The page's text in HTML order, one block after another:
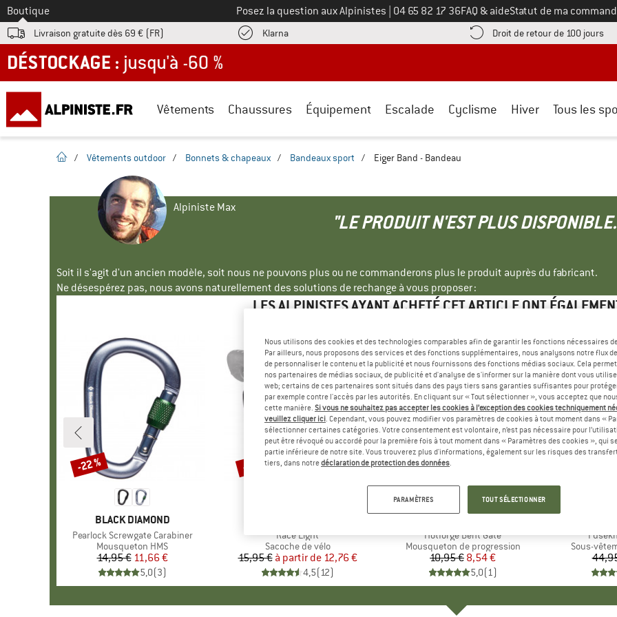
Vers le
Boutique Posez la question aux Alpinistes Appelez-nous au
04 65 82 17 36FAQ & aideStatut de ma
Livraison gratuite dès 69 € (FR) KlarnaTrouve les informations de paiement ici ! Ouvre une boîte d'information
Droit de retour de 100 jours
DÉSTOCKAGE : jusqu'à -60 %
Vêtements Chaussures Équipement Escalade Cyclisme Hiver Tous les
Page d'accueil
/ Vêtements outdoor / Bonnets & chapeaux / Bandeaux sport / Eiger Band - Bandeau
Alpiniste Max
"LE PRODUIT N'EST PLUS
Soit il s'agit d'un ancien modèle, soit nous ne pouvons plus ou ne commanderons plus le produit auprès du fabricant.
Ne désespérez pas, nous avons naturellement des solutions de rechange à vous proposer :
LES ALPINISTES AYANT ACHETÉ CET ARTICLE ONT
MARQUE
BLACK DIAMOND
Article
Pearlock Screwgate Carabiner
Product group
Mousqueton HMS
Prix
14,95 € Prix réduit
11,66 €
5,0(3)
Remise
-22 %
Article
Race Light
Product group
Sacoche de vélo
Prix
15,95 € Prix réduit
à partir de 12,76 €
4,5(12)
Remise
-20 %
Article
Hotforge Bent Gate
Product group
Mousqueton de progression
Prix
10,95 €Prix réduit
8,54 €
5,0(1)
Remise
-22 %
Article
Product
Sous-
Nous utilisons des cookies et des technologies comparables afin de garantir les fonctions nécessaires
Par ailleurs, nous proposons des services et des fonctions supplémentaires, nous analysons notre flux
de personnaliser le contenu et la publicité et nous fournissons des fonctions médias sociaux. Cela
nos partenaires de médias sociaux, de publicité et d'analyse de s'informer sur la manière dont vous
web; certains de ces partenaires sont situés dans des pays tiers sans garanties suffisantes pour
par exemple contre l'accès par les autorités. En cliquant sur « Tout sélectionner », vous acceptez que
cette manière. Si vous ne souhaitez pas accepter les cookies à l’exception des cookies techniquement
veuillez cliquer ici. Cependant, vous pouvez modifier vos paramètres de cookies à tout moment dans «
sélectionner certaines catégories. Votre consentement est volontaire, n’est pas nécessaire pour
peut être révoqué ou accordé pour la première fois à tout moment dans « Paramètres des cookies », qui
partie inférieure de notre site. Vous trouverez plus d'informations, également sur les risques des
tiers, dans notredéclaration de protection des données.
PARAMÈTRES TOUT SÉLECTIONNER